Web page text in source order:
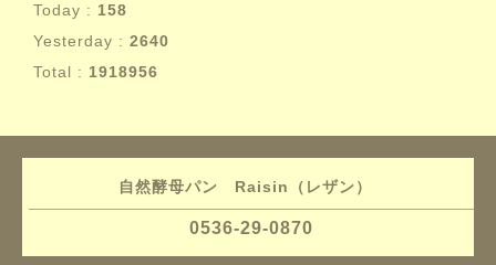
Today : 158
Yesterday : 2640
Total : 1918956
自然酵母パン Raisin（レザン）
0536-29-0870